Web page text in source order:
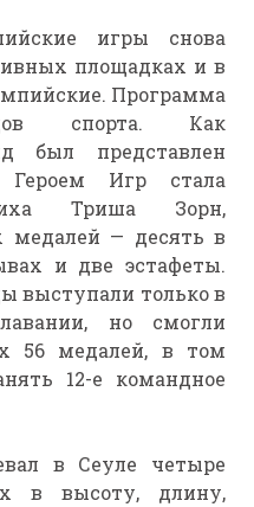
игры снова
площадках и в
Программа
спорта. Как
был представлен
Героем Игр стала
Триша Зорн,
медалей — десять в
и две эстафеты.
выступали только в
но смогли
56 медалей, в том
12-е командное
в Сеуле четыре
в высоту, длину,